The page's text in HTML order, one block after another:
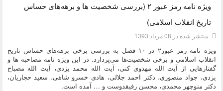
ویژه نامه رمز عبور ۲ (بررسی شخصیت ها و برهه‌های حساس
تاریخ انقلاب اسلامی)
منتشر شده در 08 مرداد 1393
ویژه نامه رمز عبور۲ در ۱۰ فصل به بررسی برخی برهه‌های حساس تاریخ
انقلاب اسلامی و برخی شخصیت‌ها می‌پردازد. در این ویژه نامه مصاحبه ها و
گفتارهایی از آیت الله مهدوی کنی، آیت الله محمد یزدی، آیت الله مصباح
یزدی، جواد منصوری، دکتر احمد جلالی، هادی خسرو شاهی، سعید حجاریان،
دکتر منوچهر محمدی، محسن رفیقدوست و … آمده است.